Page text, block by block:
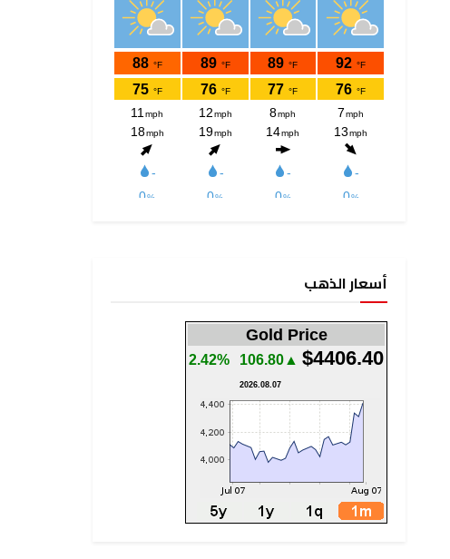
أسعار الذهب
Gold Price
$4406.40
▲106.80
2.42%
2026.08.07